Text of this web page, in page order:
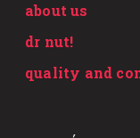
about us
dr nut!
quality and